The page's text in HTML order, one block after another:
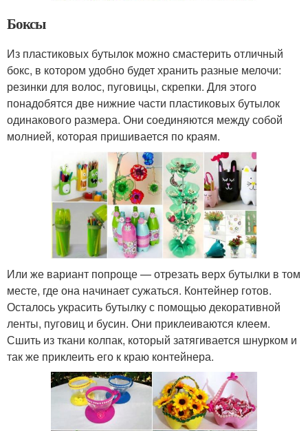
Боксы
Из пластиковых бутылок можно смастерить отличный
бокс, в котором удобно будет хранить разные мелочи:
резинки для волос, пуговицы, скрепки. Для этого
понадобятся две нижние части пластиковых бутылок
одинакового размера. Они соединяются между собой
молнией, которая пришивается по краям.
Или же вариант попроще — отрезать верх бутылки в том
месте, где она начинает сужаться. Контейнер готов.
Осталось украсить бутылку с помощью декоративной
ленты, пуговиц и бусин. Они приклеиваются клеем.
Сшить из ткани колпак, который затягивается шнурком и
так же приклеить его к краю контейнера.